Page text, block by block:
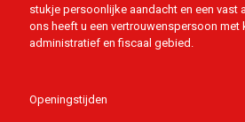
stukje persoonlijke aandacht en een vast
ons heeft u een vertrouwenspersoon met
administratief en fiscaal gebied.
Openingstijden